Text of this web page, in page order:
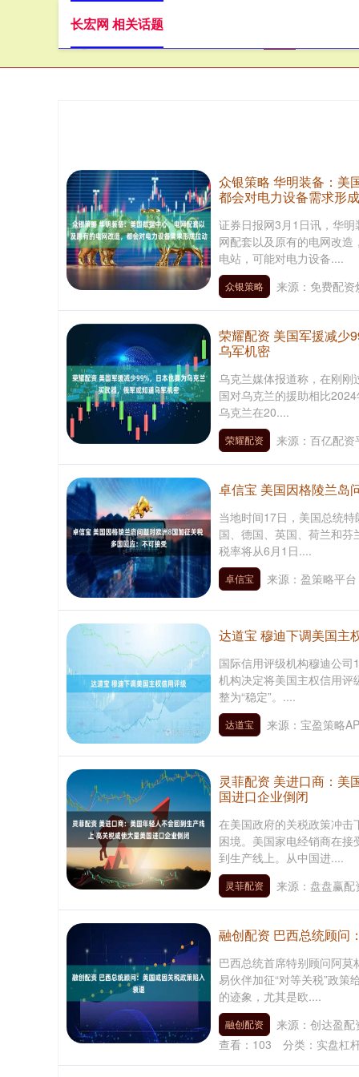
长宏网 相关话题
众银策略 华明装备：美
都会对电力设备需求形
证券日报网3月1日讯，华
网配套以及原有的电网改
电站，可能对电力设备....
众银策略 来源：免费配资
荣耀配资 美国军援减少
乌军机密
乌克兰媒体报道称，在刚
国对乌克兰的援助相比
乌克兰在20....
荣耀配资 来源：百亿配资
卓信宝 美国因格陵兰岛
当地时间17日，美国总统
国、德国、英国、荷兰和
税率将从6月1日....
卓信宝 来源：盈策略平台
达道宝 穆迪下调美国主
国际信用评级机构穆迪公
机构决定将美国主权信用评
整为“稳定”。....
达道宝 来源：宝盈策略
灵菲配资 美进口商：美
国进口企业倒闭
在美国政府的关税政策冲
困境。美国家电经销商在
到生产线上。从中国进....
灵菲配资 来源：盘盘赢配
融创配资 巴西总统顾问
巴西总统首席特别顾问阿
易伙伴加征“对等关税”政策
的迹象，尤其是欧....
融创配资
来源：创达盈配
查看： 103 分类： 实盘杠
1.02% 深证成指 14311.01 200.89